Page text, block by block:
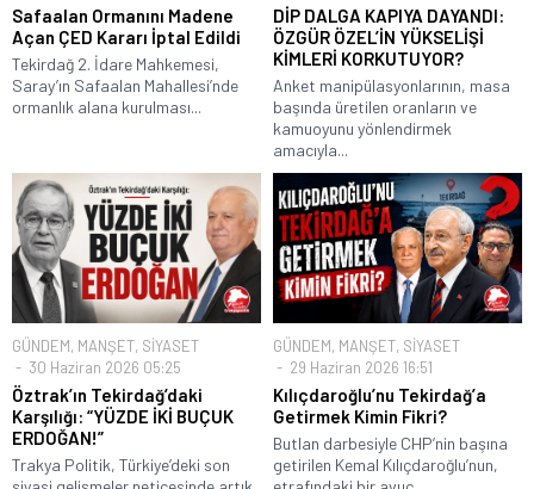
Safaalan Ormanını Madene
Açan ÇED Kararı İptal Edildi
Tekirdağ 2. İdare Mahkemesi,
Saray’ın Safaalan Mahallesi’nde
ormanlık alana kurulması...
DİP DALGA KAPIYA DAYANDI:
ÖZGÜR ÖZEL’İN YÜKSELİŞİ
KİMLERİ KORKUTUYOR?
Anket manipülasyonlarının, masa
başında üretilen oranların ve
kamuoyunu yönlendirmek
amacıyla...
GÜNDEM, MANŞET, SİYASET
30 Haziran 2026 05:25
Öztrak’ın Tekirdağ’daki
Karşılığı: “YÜZDE İKİ BUÇUK
ERDOĞAN!”
Trakya Politik, Türkiye’deki son
GÜNDEM, MANŞET, SİYASET
29 Haziran 2026 16:51
Kılıçdaroğlu’nu Tekirdağ’a
Getirmek Kimin Fikri?
Butlan darbesiyle CHP’nin başına
getirilen Kemal Kılıçdaroğlu’nun,